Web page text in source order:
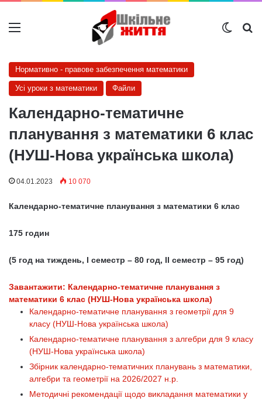
Меню
Нормативно - правове забезпечення математики
Усі уроки з математики Файли
Календарно-тематичне
планування з математики 6 клас
(НУШ-Нова українська школа)
04.01.2023 10 070
Календарно-тематичне планування з математики 6 клас
175 годин
(5 год на тиждень, І семестр – 80 год, ІІ семестр – 95 год)
Завантажити: Календарно-тематичне планування з
математики 6 клас (НУШ-Нова українська школа)
Календарно-тематичне планування з геометрії для 9
класу (НУШ-Нова українська школа)
Календарно-тематичне планування з алгебри для 9 класу
(НУШ-Нова українська школа)
Збірник календарно-тематичних планувань з математики,
алгебри та геометрії на 2026/2027 н.р.
Методичні рекомендації щодо викладання математики у